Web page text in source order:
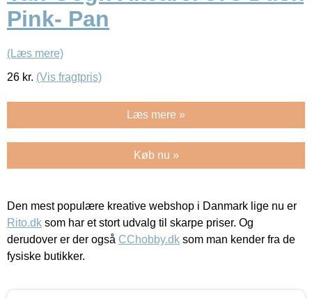
Pink- Pan
(Læs mere)
26 kr. (Vis fragtpris)
Læs mere »
Køb nu »
Den mest populære kreative webshop i Danmark lige nu er
Rito.dk som har et stort udvalg til skarpe priser. Og
derudover er der også CChobby.dk som man kender fra de
fysiske butikker.